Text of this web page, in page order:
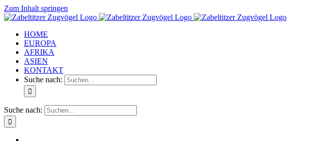
Zum Inhalt springen
HOME
EUROPA
AFRIKA
ASIEN
KONTAKT
Suche nach:
Suche nach: